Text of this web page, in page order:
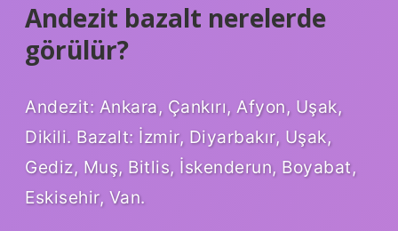
Andezit bazalt nerelerde
görülür?
Andezit: Ankara, Çankırı, Afyon, Uşak,
Dikili. Bazalt: İzmir, Diyarbakır, Uşak,
Gediz, Muş, Bitlis, İskenderun, Boyabat,
Eskisehir, Van.